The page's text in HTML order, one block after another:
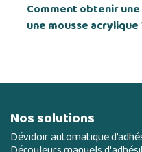
Comment obtenir
une mousse acrylique
Nos solutions
Dévidoir automatique